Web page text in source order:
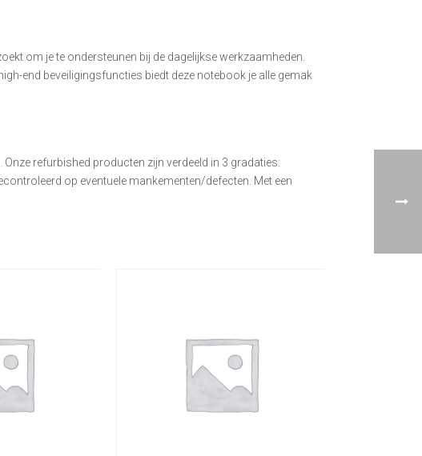
om je te ondersteunen bij de dagelijkse werkzaamheden.
end beveiligingsfuncties biedt deze notebook je alle gemak
refurbished producten zijn verdeeld in 3 gradaties:
op eventuele mankementen/defecten. Met een